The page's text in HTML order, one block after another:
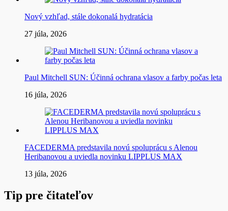
Nový vzhľad, stále dokonalá hydratácia
27 júla, 2026
Paul Mitchell SUN: Účinná ochrana vlasov a farby počas leta
16 júla, 2026
FACEDERMA predstavila novú spoluprácu s Alenou
Heribanovou a uviedla novinku LIPPLUS MAX
13 júla, 2026
Tip pre čitateľov